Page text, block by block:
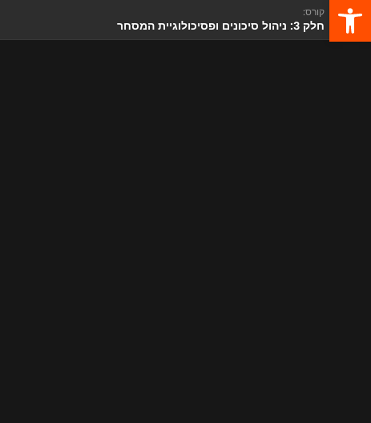
קורס:
חלק 3: ניהול סיכונים ופסיכולוגיית המסחר